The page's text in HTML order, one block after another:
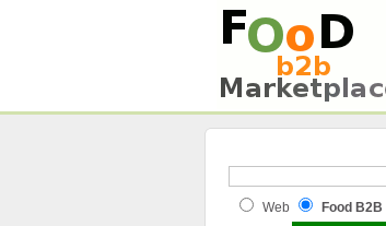
Web
Food B2B